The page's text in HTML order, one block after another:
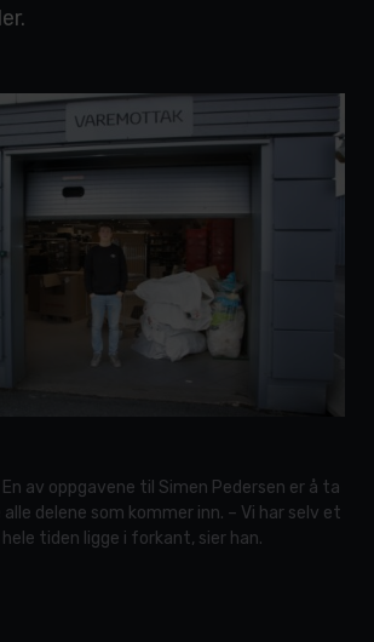
En av oppgavene til Simen Pedersen er å ta
delene som kommer inn. – Vi har selv et
hele tiden ligge i forkant, sier han.